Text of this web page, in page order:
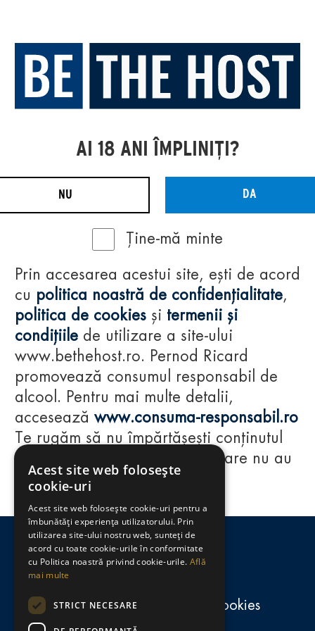
Regulamente
consumă-responsabil.ro
Politica de confidențialitate și cookies
AI 18 ANI ÎMPLINIȚI?
NU DA
Ține-mă minte
Prin accesarea acestui site, ești de acord
cu politica noastră de confidențialitate,
politica de cookies și termenii și
condițiile de utilizare a site-ului
www.bethehost.ro. Pernod Ricard
promovează consumul responsabil de
alcool. Pentru mai multe detalii,
accesează www.consuma-responsabil.ro
Te rugăm să nu împărtășești conținutul
acestui website cu persoane care nu au
împlinit vârsta de 18 ani.
Acest site web folosește
cookie-uri
Acest site web folosește cookie-uri pentru a
îmbunătăți experiența utilizatorului. Prin
utilizarea site-ului nostru web, sunteți de
acord cu toate cookie-urile în conformitate
cu Politica noastră privind cookie-urile. Află
mai multe
STRICT NECESARE